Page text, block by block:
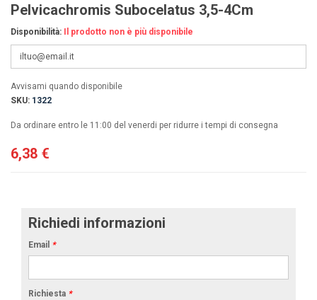
Pelvicachromis Subocelatus 3,5-4Cm
Disponibilità: Il prodotto non è più disponibile
Avvisami quando disponibile
SKU: 1322
Da ordinare entro le 11:00 del venerdi per ridurre i tempi di consegna
6,38 €
Richiedi informazioni
Email *
Richiesta *